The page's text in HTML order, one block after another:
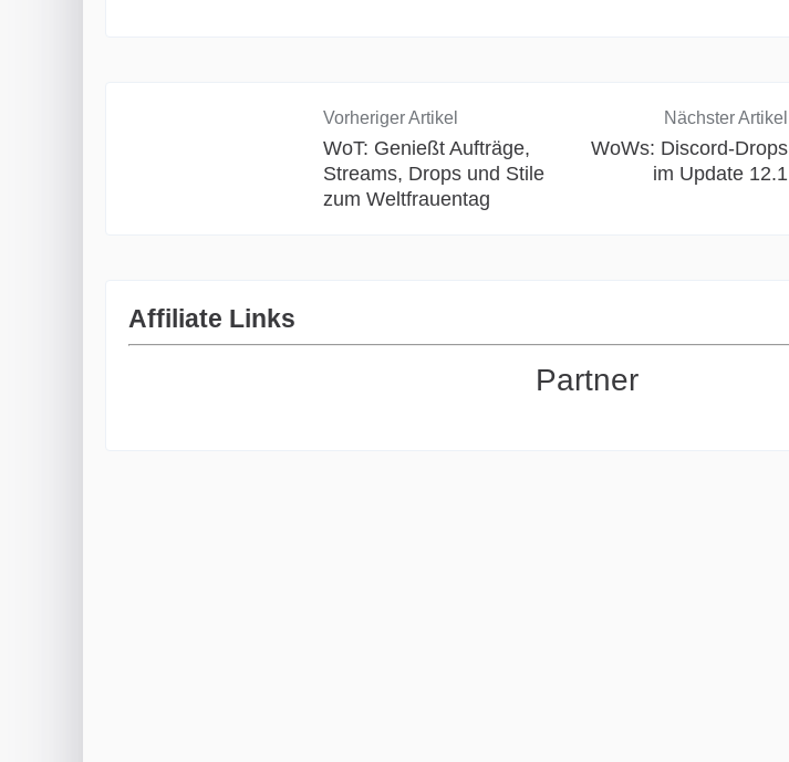
Vorheriger Artikel
WoT: Genießt Aufträge,
Streams, Drops und Stile
zum Weltfrauentag
Nächster Artikel
WoWs: Discord-Drops
im Update 12.1
Affiliate Links
Partner